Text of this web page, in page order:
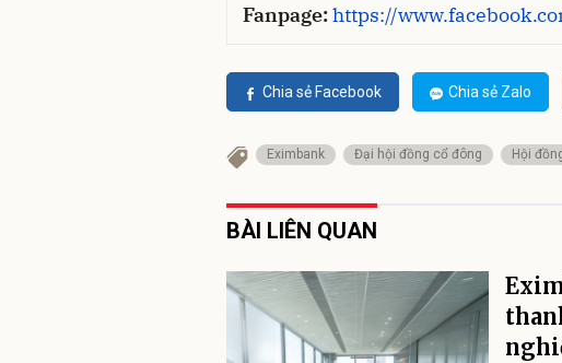
Fanpage:https://
Chia sẻ Facebook Chia sẻ Zalo
Eximbank Đại hội đồng cổ đông Hội
BÀI LIÊN QUAN